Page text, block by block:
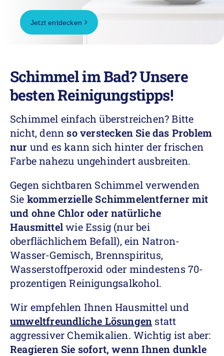
Jetzt entdecken
Schimmel im Bad? Unsere
besten Reinigungstipps!
Schimmel einfach überstreichen? Bitte
nicht, denn so verstecken Sie das Problem
nur und es kann sich hinter der frischen
Farbe nahezu ungehindert ausbreiten.
Gegen sichtbaren Schimmel verwenden
Sie kommerzielle Schimmelentferner mit
und ohne Chlor oder natürliche
Hausmittelwie Essig (nur bei
oberflächlichem Befall), ein Natron-
Wasser-Gemisch, Brennspiritus,
Wasserstoffperoxid oder mindestens 70-
prozentigen Reinigungsalkohol.
Wir empfehlen Ihnen Hausmittel und
umweltfreundliche Lösungen statt
aggressiver Chemikalien. Wichtig ist aber:
Reagieren Sie sofort, wenn Ihnen dunkle